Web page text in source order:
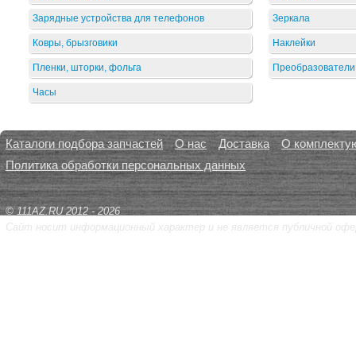
Зарядные устройства для телефонов Зеркала
Ковры, брызговики Наклейки
Пленки, шторки, фольга
Часы
Каталоги подбора запчастей О нас Доставка
О
Политика обработки персональных данных
© 111AZ.RU 2012 - 2026
Сайт носит информационный характер и не является публичной